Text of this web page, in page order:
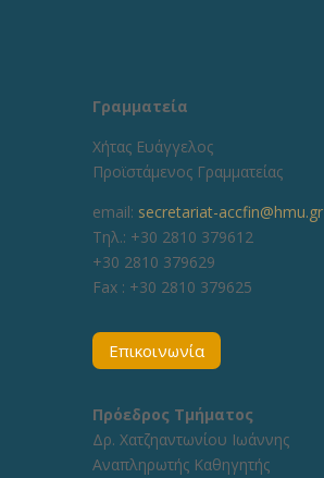
Γραμματεία
Χήτας Ευάγγελος
Προϊστάμενος Γραμματείας
email: secretariat-accfin@hmu.gr
Τηλ.: +30 2810 379612
+30 2810 379629
Fax : +30 2810 379625
Επικοινωνία
Πρόεδρος Τμήματος
Δρ. Χατζηαντωνίου Ιωάννης
Αναπληρωτής Καθηγητής